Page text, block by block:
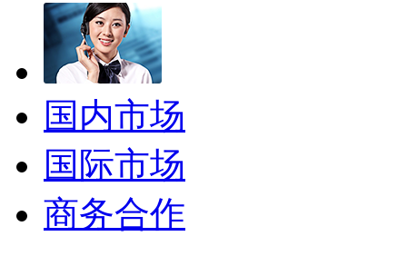
国内市场
国际市场
商务合作